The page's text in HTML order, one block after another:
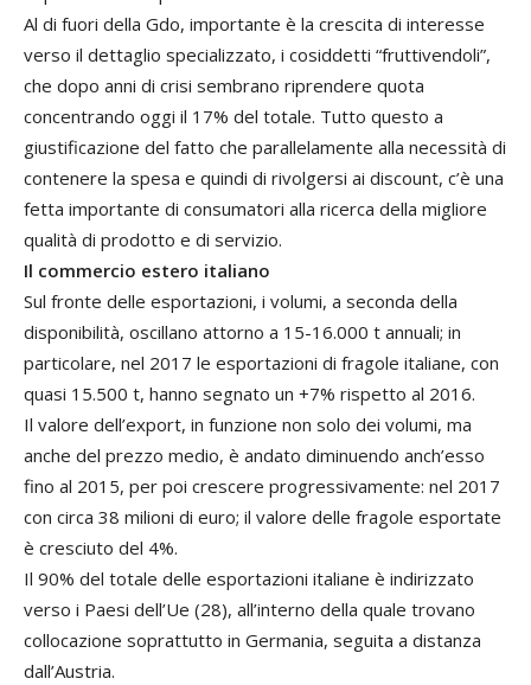
Al di fuori della Gdo, importante è la crescita di interesse
verso il dettaglio specializzato, i cosiddetti “fruttivendoli”,
che dopo anni di crisi sembrano riprendere quota
concentrando oggi il 17% del totale. Tutto questo a
giustificazione del fatto che parallelamente alla necessità di
contenere la spesa e quindi di rivolgersi ai discount, c’è una
fetta importante di consumatori alla ricerca della migliore
qualità di prodotto e di servizio.
Il commercio estero italiano
Sul fronte delle esportazioni, i volumi, a seconda della
disponibilità, oscillano attorno a 15-16.000 t annuali; in
particolare, nel 2017 le esportazioni di fragole italiane, con
quasi 15.500 t, hanno segnato un +7% rispetto al 2016.
Il valore dell’export, in funzione non solo dei volumi, ma
anche del prezzo medio, è andato diminuendo anch’esso
fino al 2015, per poi crescere progressivamente: nel 2017
con circa 38 milioni di euro; il valore delle fragole esportate
è cresciuto del 4%.
Il 90% del totale delle esportazioni italiane è indirizzato
verso i Paesi dell’Ue (28), all’interno della quale trovano
collocazione soprattutto in Germania, seguita a distanza
dall’Austria.